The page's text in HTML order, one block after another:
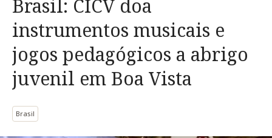
Brasil: CICV doa
instrumentos musicais e
jogos pedagógicos a abrigo
juvenil em Boa Vista
Brasil